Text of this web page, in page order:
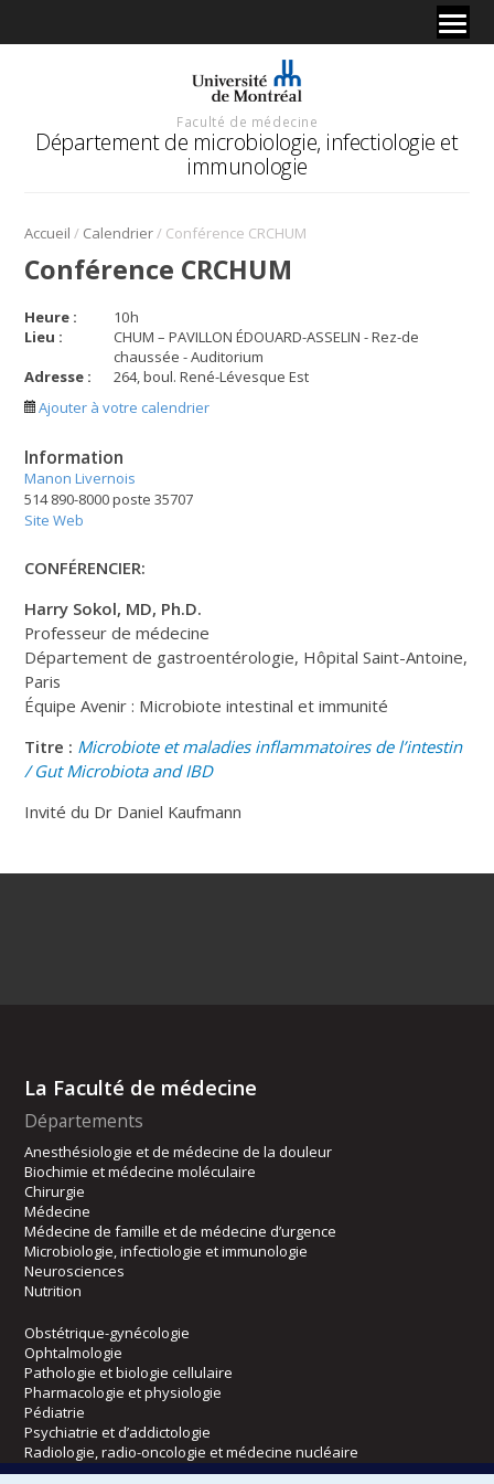
Faculté de médecine
Département de microbiologie, infectiologie et
immunologie
Accueil / Calendrier/ Conférence CRCHUM
Conférence CRCHUM
Heure : 10h
Lieu :
CHUM – PAVILLON ÉDOUARD-ASSELIN - Rez-de
chaussée - Auditorium
Adresse :
264, boul. René-Lévesque Est
Ajouter à votre calendrier
Information
Manon Livernois
514 890-8000 poste 35707
Site Web
CONFÉRENCIER:
Harry Sokol, MD, Ph.D.
Professeur de médecine
Département de gastroentérologie, Hôpital Saint-Antoine,
Paris
Équipe Avenir : Microbiote intestinal et immunité
Titre : Microbiote et maladies inflammatoires de l’intestin
/ Gut Microbiota and IBD
Invité du Dr Daniel Kaufmann
La Faculté de médecine
Départements
Anesthésiologie et de médecine de la douleur
Biochimie et médecine moléculaire
Chirurgie
Médecine
Médecine de famille et de médecine d’urgence
Microbiologie, infectiologie et immunologie
Neurosciences
Nutrition
Obstétrique-gynécologie
Ophtalmologie
Pathologie et biologie cellulaire
Pharmacologie et physiologie
Pédiatrie
Psychiatrie et d’addictologie
Radiologie, radio-oncologie et médecine nucléaire